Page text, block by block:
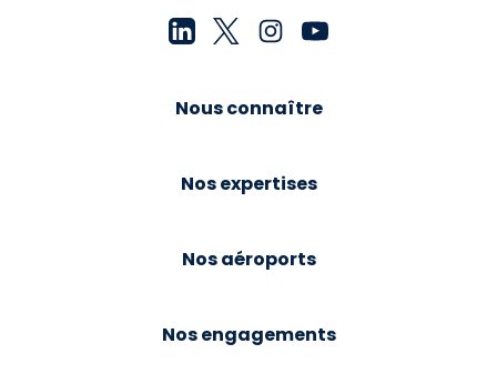
Nous connaître
Nos expertises
Nos aéroports
Nos engagements